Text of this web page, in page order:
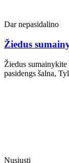
Dar nepasidalino
Žiedus
Žiedus
pasidengs šalna,
Nusiųsti